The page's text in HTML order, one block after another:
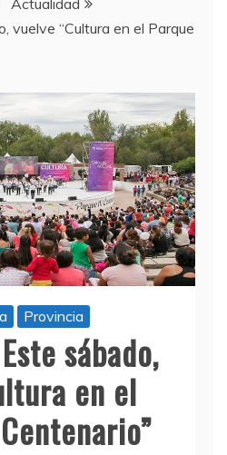
Actualidad
vuelve “Cultura en el Parque
Provincia
sábado,
en el